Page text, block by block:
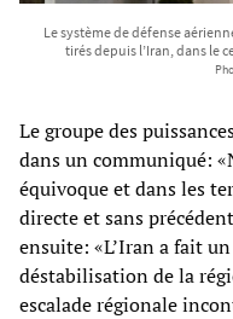
Le système de défense
tirés depuis l’Iran, dans le
Le groupe des
dans un communiqué:
équivoque et dans les
directe et sans
ensuite: «L’Iran a fait
déstabilisation de la
escalade régionale